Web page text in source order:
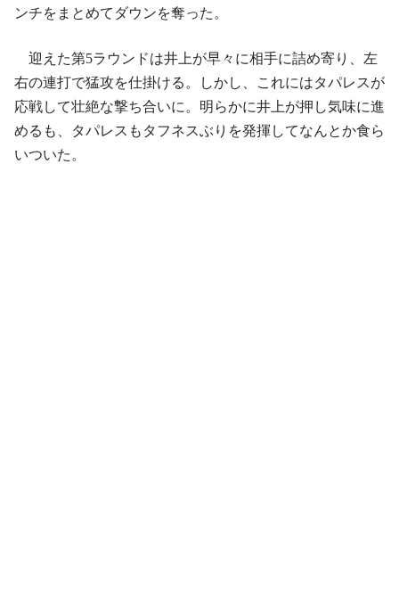
ンチをまとめてダウンを奪った。
迎えた第5ラウンドは井上が早々に相手に詰め寄り、左
右の連打で猛攻を仕掛ける。しかし、これにはタパレスが
応戦して壮絶な撃ち合いに。明らかに井上が押し気味に進
めるも、タパレスもタフネスぶりを発揮してなんとか食ら
いついた。